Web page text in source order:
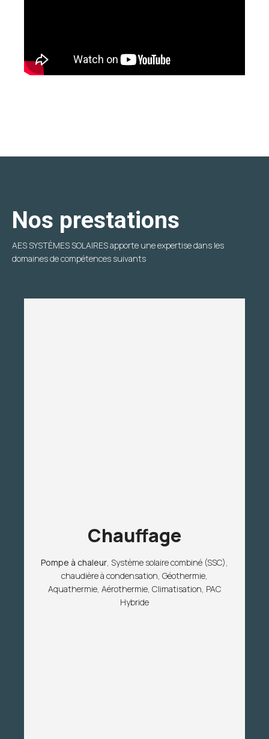
Nos prestations
AES SYSTÈMES SOLAIRES apporte une expertise dans les
domaines de compétences suivants
Chauffage
Pompe à chaleur, Système solaire combiné (SSC),
chaudière à condensation, Géothermie,
Aquathermie, Aérothermie, Climatisation, PAC
Hybride